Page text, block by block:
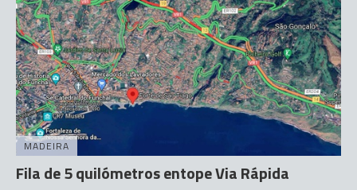
MADEIRA
Fila de 5 quilómetros entope Via Rápida